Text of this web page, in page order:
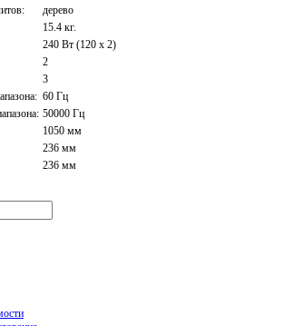
дерево
15.4 кг.
240 Вт (120 x 2)
2
3
60 Гц
50000 Гц
1050 мм
236 мм
236 мм